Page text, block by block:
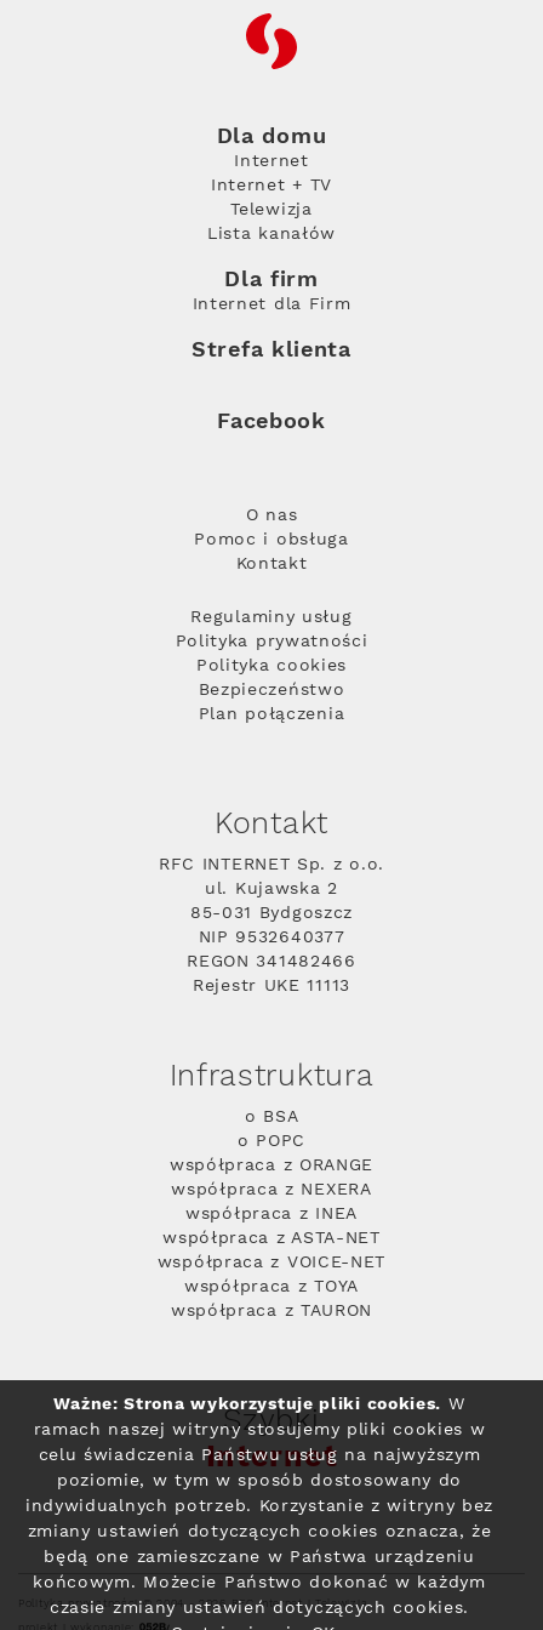
RFC
Dla domu
Internet
Internet + TV
Telewizja
Lista kanałów
Dla firm
Internet dla Firm
Strefa klienta
Facebook
O nas
Pomoc i obsługa
Kontakt
Regulaminy usług
Polityka prywatności
Polityka cookies
Bezpieczeństwo
Plan połączenia
Kontakt
RFC INTERNET Sp. z o.o.
ul. Kujawska 2
85-031 Bydgoszcz
NIP 9532640377
REGON 341482466
Rejestr UKE 11113
Infrastruktura
o BSA
o POPC
współpraca z ORANGE
współpraca z NEXERA
współpraca z INEA
współpraca z ASTA-NET
współpraca z VOICE-NET
współpraca z TOYA
współpraca z TAURON
Szybki
Internet
Polityka prywatności© 2004 - 2026 RFC Internet i Telewizja
Ważne: Strona wykorzystuje pliki cookies. W
ramach naszej witryny stosujemy pliki cookies w
celu świadczenia Państwu usług na najwyższym
poziomie, w tym w sposób dostosowany do
indywidualnych potrzeb. Korzystanie z witryny bez
zmiany ustawień dotyczących cookies oznacza, że
będą one zamieszczane w Państwa urządzeniu
końcowym. Możecie Państwo dokonać w każdym
czasie zmiany ustawień dotyczących cookies.